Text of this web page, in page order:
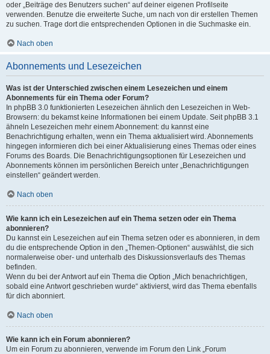
oder „Beiträge des Benutzers suchen“ auf deiner eigenen Profilseite
verwenden. Benutze die erweiterte Suche, um nach von dir erstellen Themen
zu suchen. Trage dort die entsprechenden Optionen in die Suchmaske ein.
Nach oben
Abonnements und Lesezeichen
Was ist der Unterschied zwischen einem Lesezeichen und einem
Abonnements für ein Thema oder Forum?
In phpBB 3.0 funktionierten Lesezeichen ähnlich den Lesezeichen in Web-
Browsern: du bekamst keine Informationen bei einem Update. Seit phpBB 3.1
ähneln Lesezeichen mehr einem Abonnement: du kannst eine
Benachrichtigung erhalten, wenn ein Thema aktualisiert wird. Abonnements
hingegen informieren dich bei einer Aktualisierung eines Themas oder eines
Forums des Boards. Die Benachrichtigungsoptionen für Lesezeichen und
Abonnements können im persönlichen Bereich unter „Benachrichtigungen
einstellen“ geändert werden.
Nach oben
Wie kann ich ein Lesezeichen auf ein Thema setzen oder ein Thema
abonnieren?
Du kannst ein Lesezeichen auf ein Thema setzen oder es abonnieren, in dem
du die entsprechende Option in den „Themen-Optionen“ auswählst, die sich
normalerweise ober- und unterhalb des Diskussionsverlaufs des Themas
befinden.
Wenn du bei der Antwort auf ein Thema die Option „Mich benachrichtigen,
sobald eine Antwort geschrieben wurde“ aktivierst, wird das Thema ebenfalls
für dich abonniert.
Nach oben
Wie kann ich ein Forum abonnieren?
Um ein Forum zu abonnieren, verwende im Forum den Link „Forum